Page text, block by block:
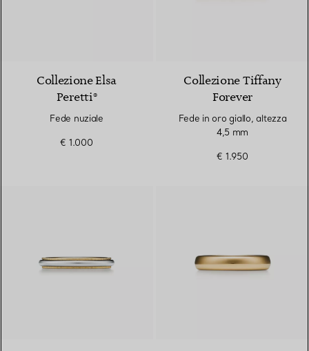
Collezione Elsa
Peretti®
Fede nuziale
€ 1.000
Collezione Tiffany
Forever
Fede in oro giallo, altezza
4,5 mm
€ 1.950